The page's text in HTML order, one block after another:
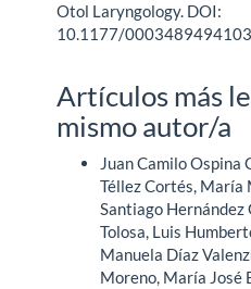
Otol Laryngology. DOI:
10.1177/
Artículos más
mismo autor/a
Juan Camilo Ospina
Téllez Cortés, María
Santiago Hernández
Tolosa, Luis
Manuela Díaz
Moreno, María José